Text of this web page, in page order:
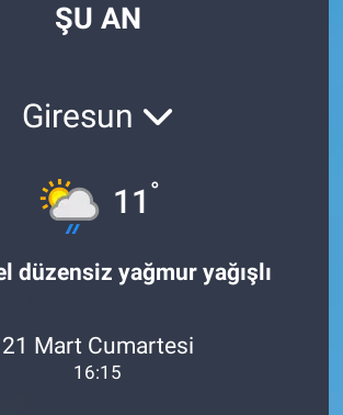
ŞU AN
Giresun
11 °
düzensiz yağmur yağışlı
21 Mart Cumartesi
16:15
Haberleri